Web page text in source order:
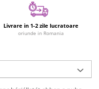
Livrare in 1-2 zile lucratoare
oriunde in Romania